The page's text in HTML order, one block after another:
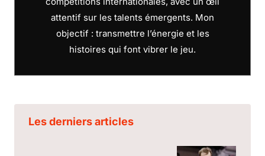
attentif sur les talents émergents. Mon
objectif : transmettre l’énergie et les
histoires qui font vibrer le jeu.
Les derniers articles